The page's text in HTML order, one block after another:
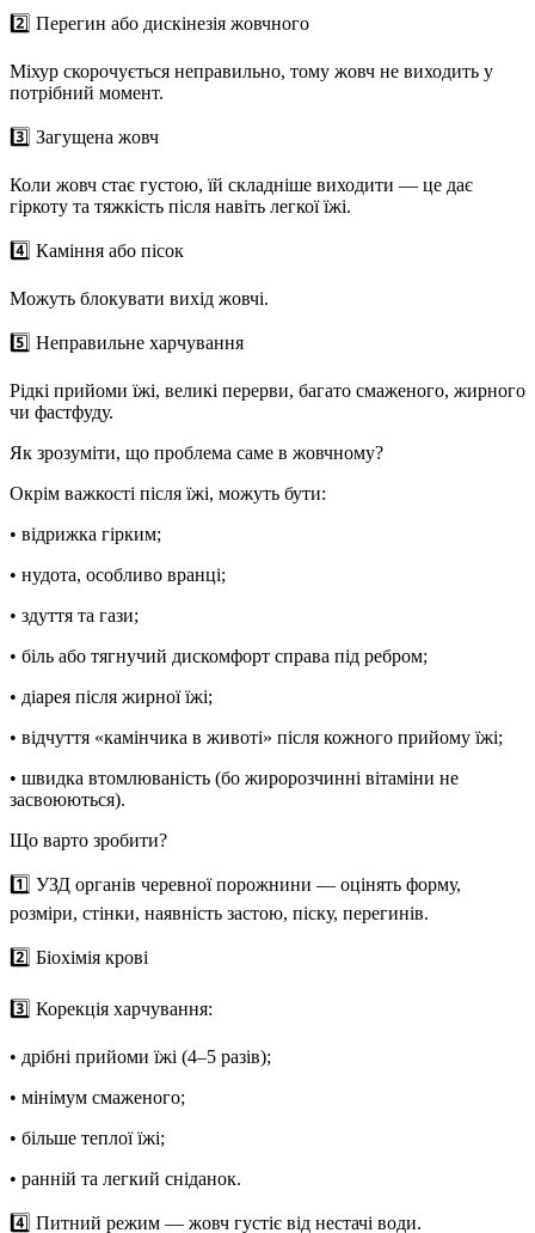
2️⃣ Перегин або дискінезія жовчного
Міхур скорочується неправильно, тому жовч не виходить у
потрібний момент.
3️⃣ Загущена жовч
Коли жовч стає густою, їй складніше виходити — це дає
гіркоту та тяжкість після навіть легкої їжі.
4️⃣ Каміння або пісок
Можуть блокувати вихід жовчі.
5️⃣ Неправильне харчування
Рідкі прийоми їжі, великі перерви, багато смаженого, жирного
чи фастфуду.
Як зрозуміти, що проблема саме в жовчному?
Окрім важкості після їжі, можуть бути:
• відрижка гірким;
• нудота, особливо вранці;
• здуття та гази;
• біль або тягнучий дискомфорт справа під ребром;
• діарея після жирної їжі;
• відчуття «камінчика в животі» після кожного прийому їжі;
• швидка втомлюваність (бо жиророзчинні вітаміни не
засвоюються).
Що варто зробити?
1️⃣ УЗД органів черевної порожнини — оцінять форму,
розміри, стінки, наявність застою, піску, перегинів.
2️⃣ Біохімія крові
3️⃣ Корекція харчування:
• дрібні прийоми їжі (4–5 разів);
• мінімум смаженого;
• більше теплої їжі;
• ранній та легкий сніданок.
4️⃣ Питний режим — жовч густіє від нестачі води.